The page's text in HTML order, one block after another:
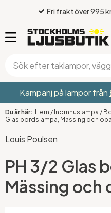
Fri frakt över 995
Kampanj på lampor från
Hem / Inomhuslampa /
Glas bordslampa, Mässing och
Louis Poulsen
PH 3/2 Glas
Mässing och